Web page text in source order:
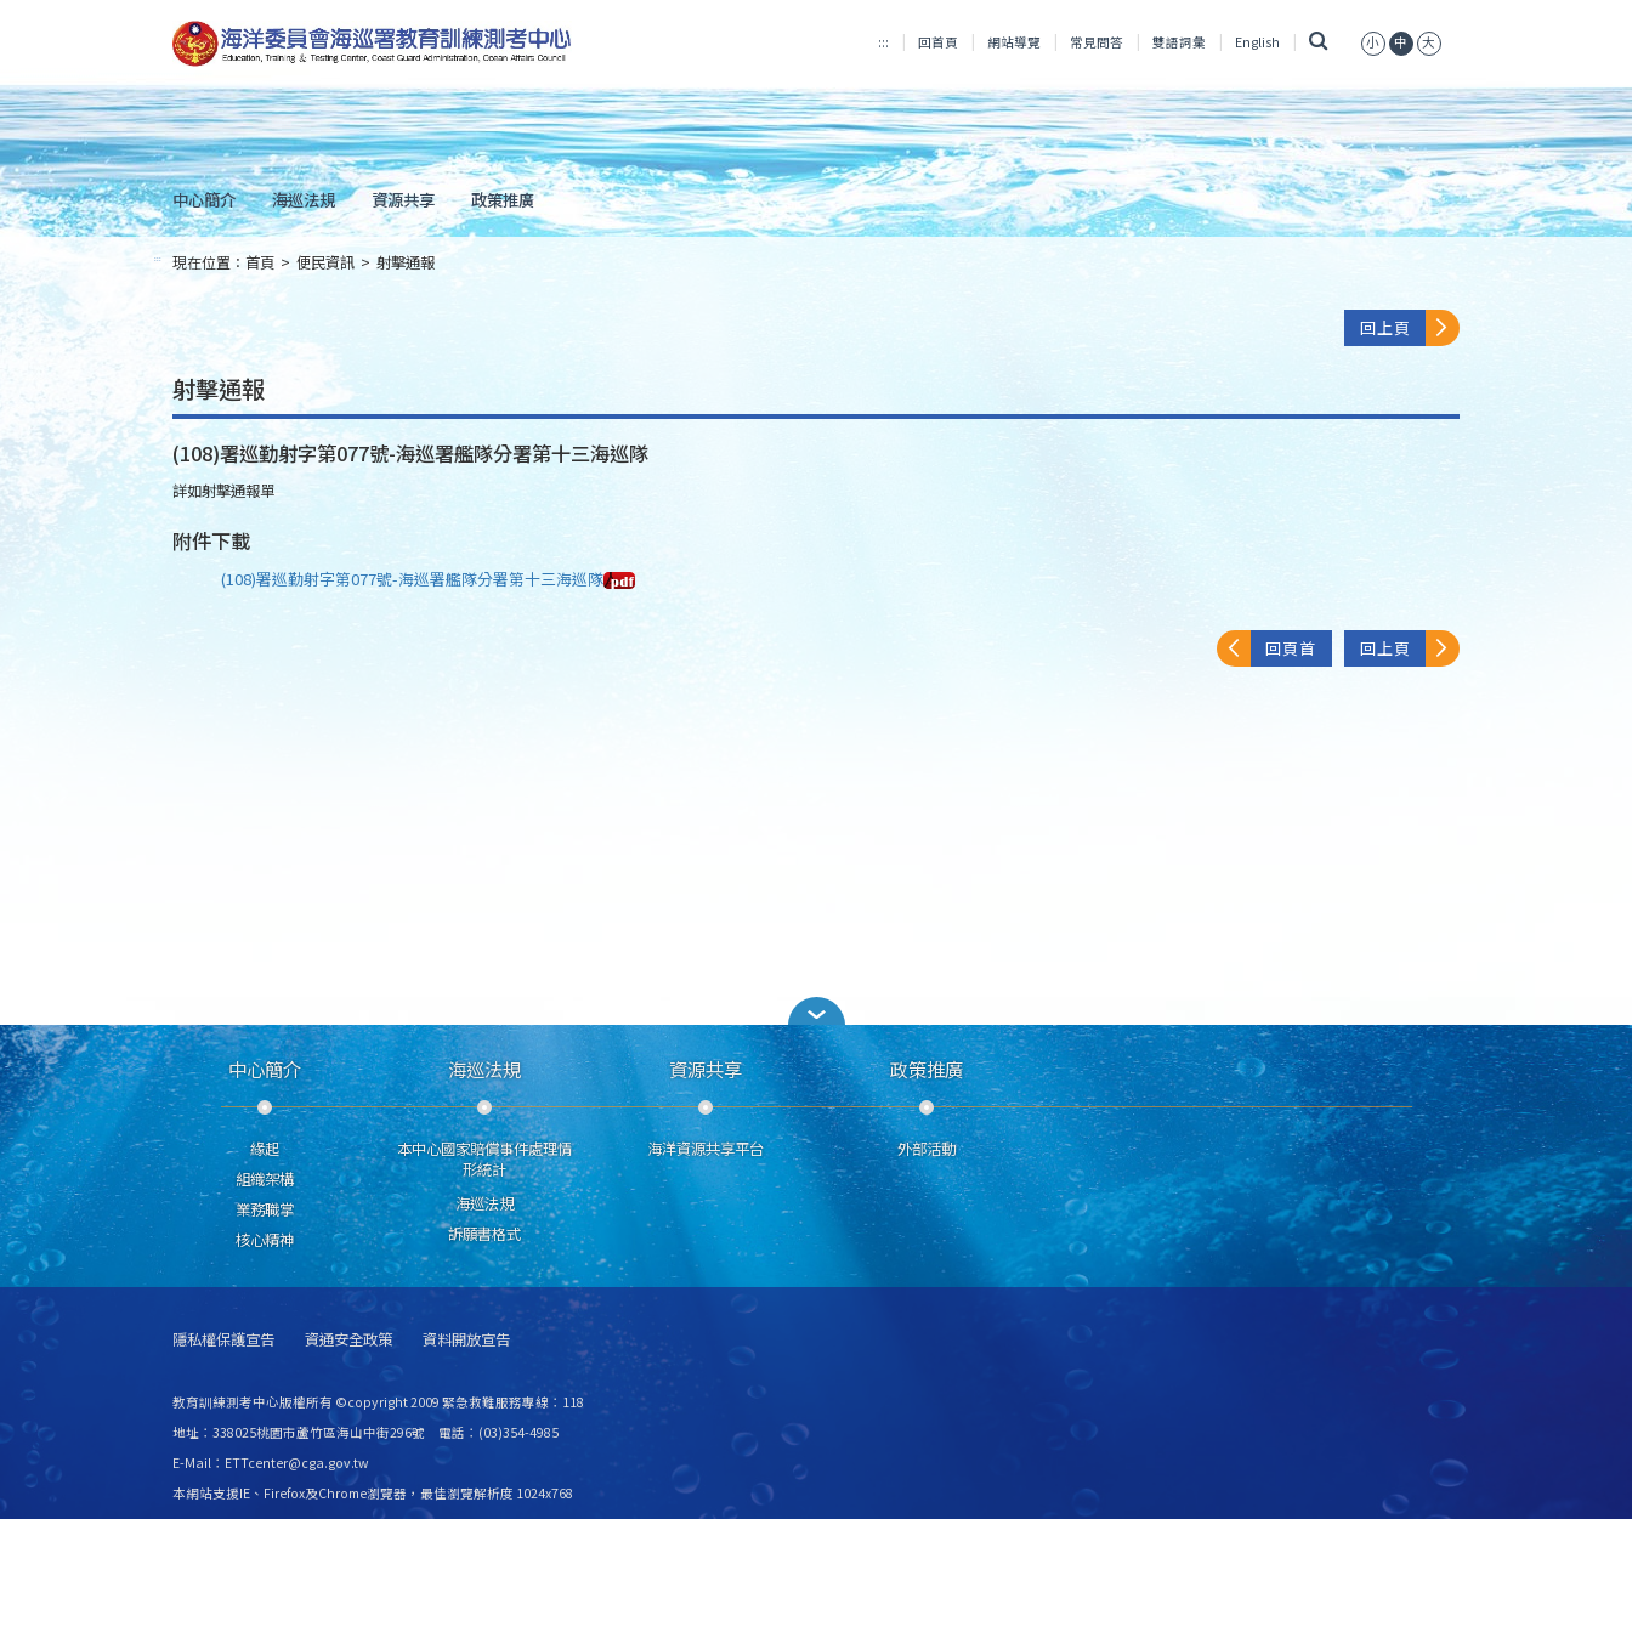
到
主
要
內
容
Skip
to
main
content
::: 回首頁 網站導覽 常見問答 雙語詞彙 English 小 中 大
中心簡介 海巡法規 資源共享 政策推廣
::: 現在位置： 首頁 > 便民資訊 > 射擊通報
回上頁
射擊通報
(108)署巡勤射字第077號-海巡署艦隊分署第十三海巡隊
詳如射擊通報單
附件下載
(108)署巡勤射字第077號-海巡署艦隊分署第十三海巡隊
回頁首 回上頁
中心簡介
緣起
組織架構
業務職掌
核心精神
海巡法規
本中心國家賠償事件處理情
形統計
海巡法規
訴願書格式
資源共享
海洋資源共享平台
政策推廣
外部活動
隱私權保護宣告 資通安全政策 資料開放宣告
教育訓練測考中心版權所有 ©copyright 2009 緊急救難服務專線：118
地址：338025桃園市蘆竹區海山中街296號 電話：(03)354-4985
E-Mail：ETTcenter@cga.gov.tw
本網站支援IE、Firefox及Chrome瀏覽器，最佳瀏覽解析度 1024x768
更新日期115年08月06日 瀏覽人次2527647